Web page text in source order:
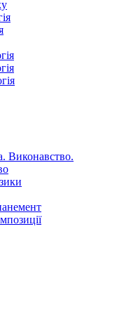
Виконавство.